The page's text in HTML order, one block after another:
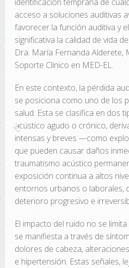
acceso a soluciones auditivas
favorecer la función auditiva y
significativa la calidad de vida
Dra. María Fernanda Alderete,
Soporte Clínico en MED-EL.
En este contexto, la pérdida
se posiciona como uno de los
salud. Esta se clasifica en dos
acústico agudo o crónico,
intensas y breves —como
que pueden causar daños
traumatismo acústico
exposición continua a altos
entornos urbanos o laborales,
deterioro progresivo e
El impacto del ruido no se
se manifiesta a través de
dolores de cabeza,
e hipertensión. Estas señales,